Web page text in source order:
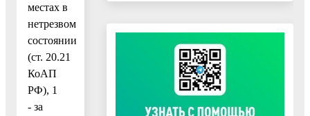
местах в
нетрезвом
состоянии
(ст. 20.21
КоАП
РФ), 1
- за